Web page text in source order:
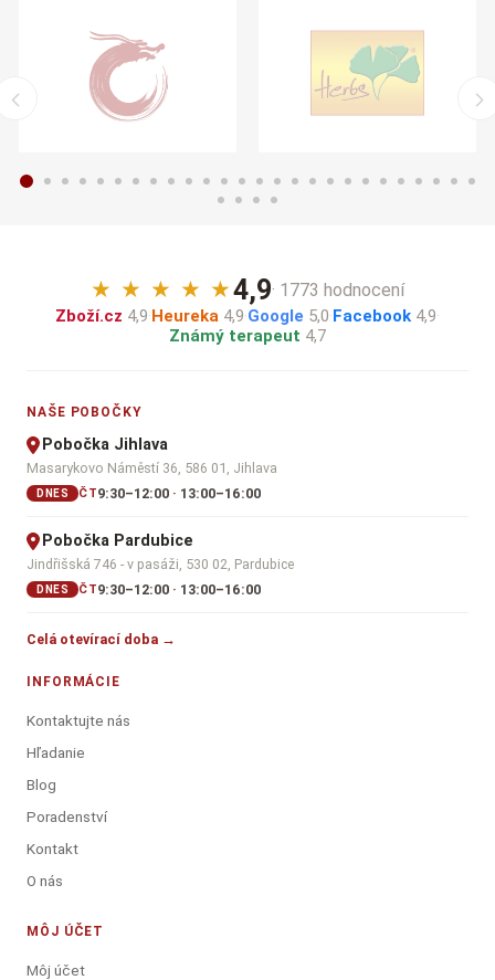
★ ★ ★ ★ ★4,9· 1773 hodnocení
Zboží.cz 4,9·Heureka 4,9·Google 5,0·Facebook 4,9·
Známý terapeut 4,7
NAŠE POBOČKY
Pobočka Jihlava
Masarykovo Náměstí 36, 586 01, Jihlava
DNES ČT9:30–12:00 · 13:00–16:00
Pobočka Pardubice
Jindřišská 746 - v pasáži, 530 02, Pardubice
DNES ČT9:30–12:00 · 13:00–16:00
Celá otevírací doba →
INFORMÁCIE
Kontaktujte nás
Hľadanie
Blog
Poradenství
Kontakt
O nás
MÔJ ÚČET
Môj účet